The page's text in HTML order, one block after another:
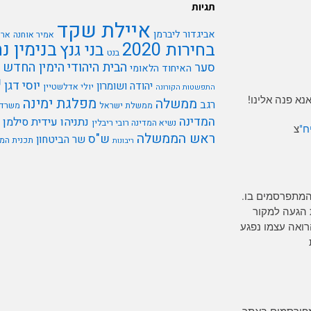
פנה אלינו!
צ
בו.
הגעה למקור
כל אדם הרואה עצמו נפגע
תגיות
אביגדור ליברמן איילת שקד אמיר אוחנה
בחירות 2020 בנט בני גנץבנימין
סער האיחוד הלאומי הבית היהודיהימין החדש
התפשטות הקורונה יהודה ושומרון יולי אדלשטיין יוסי דגן
רגב ממשלה ממשלת ישראל מפלגת ימינה
המדינה נשיא המדינה רובי ריבלין נתניהו עידית סילמן
ראש הממשלה ריבונות ש"ס שר הביטחון תכנית